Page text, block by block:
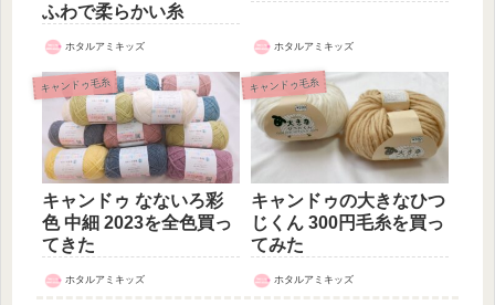
ふわで柔らかい糸
ホタルアミキッズ ホタルアミキッズ
キャンドゥ毛糸
キャンドゥ なないろ彩
色 中細 2023を全色買っ
てきた
ホタルアミキッズ
キャンドゥ毛糸
キャンドゥの大きなひつ
じくん 300円毛糸を買っ
てみた
ホタルアミキッズ